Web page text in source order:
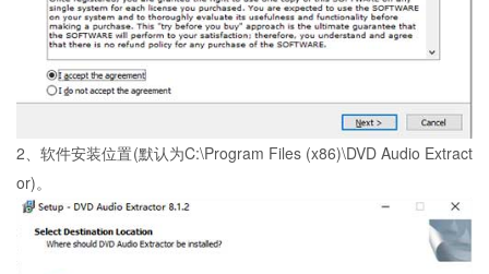
2、软件安装位置(默认为C:\Program Files (x86)\DVD Audio Extract
or)。